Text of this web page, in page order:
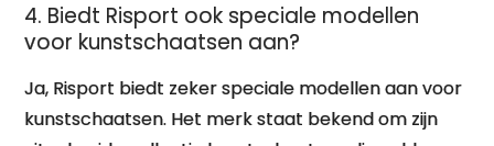
4. Biedt Risport ook speciale modellen
voor kunstschaatsen aan?
Ja, Risport biedt zeker speciale modellen aan voor
kunstschaatsen. Het merk staat bekend om zijn